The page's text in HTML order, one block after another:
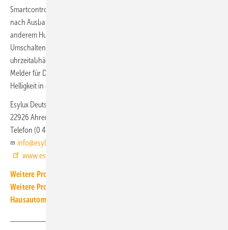
Smartcontroller steuert beispielsweise bis zu 16 Lichtgruppen. Je
nach Ausbaustufe kann sie neben der Konstantlichtregelung unter
anderem Human Centric Lighting, eine Schwarmfunktion, ein
Umschalten von Gruppen oder ein wochentag- und
uhrzeitabhängiges Steuern realisieren. Die Aufgabe der Lamella-
Melder für DALI-2 besteht darin, die Steuereinheit über Präsenz und
Helligkeit in den jeweiligen Gebäudebereichen zu informieren.
Esylux Deutschland
22926 Ahrensburg
Telefon (0 41 02) 48 90
info@esylux.de
www.esylux.de
Weitere Produkt-Meldungen zum Thema Elektrotechnik
Weitere Produkt-Meldungen zum Thema Gebäude- und
Hausautomation